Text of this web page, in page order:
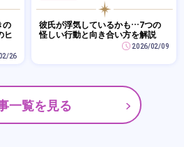
の
ヒ
26
彼氏が浮気しているかも…7つの
怪しい行動と向き合い方を解説
2026/02/09
一覧を見る